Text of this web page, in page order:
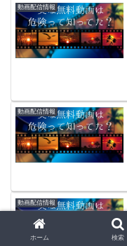
動画配信情報
動画配信情報
動画配信情報
ホーム 検索